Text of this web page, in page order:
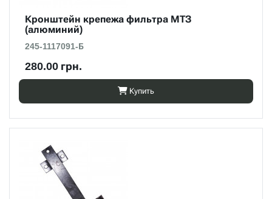
Кронштейн крепежа фильтра МТЗ
(алюминий)
245-1117091-Б
280.00 грн.
Купить